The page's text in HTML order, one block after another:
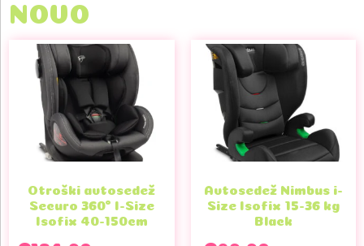
NOVO
Otroški avtosedež
Securo 360° I-Size
Isofix 40-150cm
Avtosedež Nimbus i-
Size Isofix 15-36 kg
Black